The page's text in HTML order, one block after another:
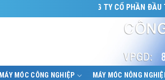
CÔNG TY CỔ PHẦN ĐẦU TƯ CÔNG
MÁY MÓC CÔNG NGHIỆP MÁY MÓC NÔNG